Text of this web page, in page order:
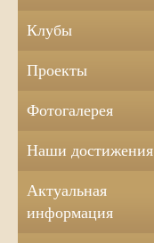
Клубы
Проекты
Фотогалерея
Наши достижения
Актуальная
информация